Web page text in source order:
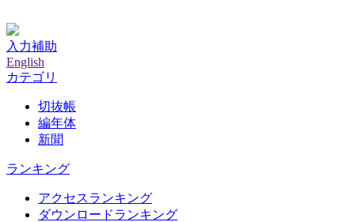
入力補助
English
カテゴリ
切抜帳
編年体
新聞
ランキング
アクセスランキング
ダウンロードランキング